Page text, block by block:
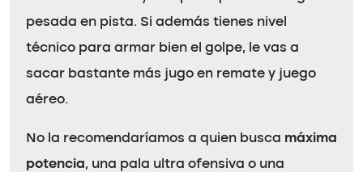
pesada en pista. Si además tienes nivel
técnico para armar bien el golpe, le vas a
sacar bastante más jugo en remate y juego
aéreo.
No la recomendaríamos a quien busca máxima
potencia, una pala ultra ofensiva o una